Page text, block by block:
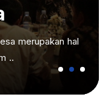
merupakan hal
..